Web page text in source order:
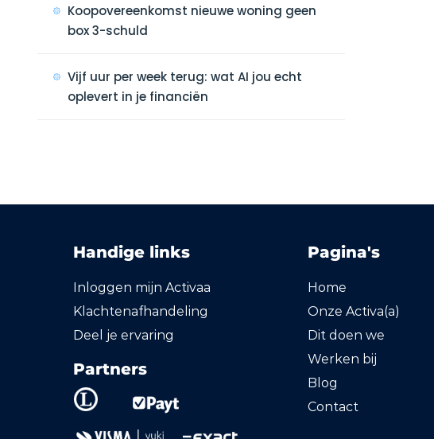
Koopovereenkomst nieuwe woning geen
box 3-schuld
Vijf uur per week terug: wat AI jou echt
oplevert in je financiën
Handige links
Inloggen mijn Activaa
Klachtenafhandeling
Deel je ervaring
Partners
Pagina's
Home
Onze Activa(a)
Dit doen we
Werken bij
Blog
Contact